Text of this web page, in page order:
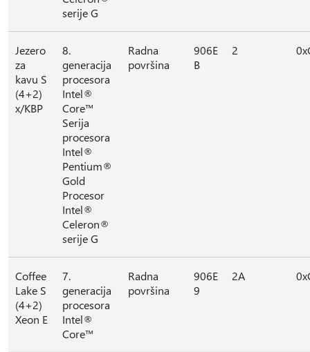
serije G
Jezero
za
kavu S
(4+2)
x/KBP
8.
generacija
procesora
Intel®
Core™
Serija
procesora
Intel®
Pentium®
Gold
Procesor
Intel®
Celeron®
serije G
Radna
površina
906E
B
2
Coffee
Lake S
(4+2)
Xeon E
7.
generacija
procesora
Intel®
Core™
Radna
površina
906E
9
2A